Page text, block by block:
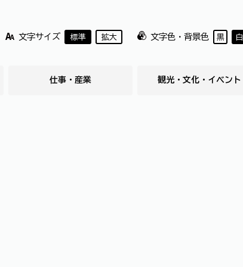
文字サイズ 標準 拡大 文字色・背景色 黒 白
仕事・産業 観光・文化・イベント